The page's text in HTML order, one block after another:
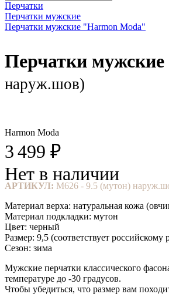
Перчатки
Перчатки мужские
Перчатки мужские "Harmon Moda"
Перчатки
наруж.шов)
Harmon Moda
3 499 ₽
Нет в наличии
АРТИКУЛ: M626 - 9.5 (мутон)
Материал верха: натуральная кожа
Материал подкладки: мутон
Цвет: черный
Размер: 9,5 (соответствует
Сезон: зима
Мужские перчатки классического
температуре до -30 градусов.
Чтобы убедиться, что размер вам